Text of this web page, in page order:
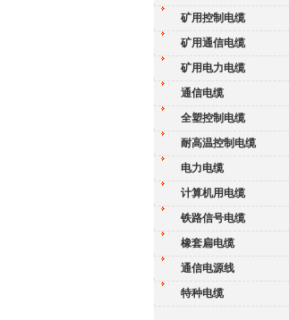
矿用控制电缆
矿用通信电缆
矿用电力电缆
通信电缆
全塑控制电缆
耐高温控制电缆
电力电缆
计算机用电缆
铁路信号电缆
橡套扁电缆
通信电源线
特种电缆